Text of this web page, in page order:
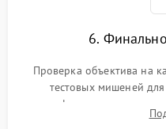
6.
Проверка объектива на
тестовых мишеней
автофокуса и
диафрагмы на